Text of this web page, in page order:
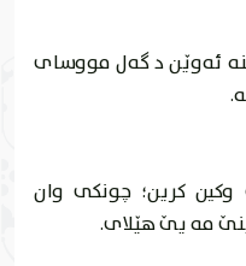
ئه‌وێن د گه‌ل مووساى
كرين؛ چونكى وان
مه‌ يێ هێلاى.